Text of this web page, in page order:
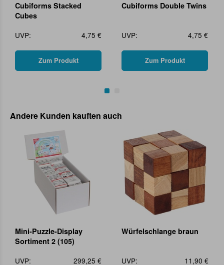
Cubiforms Stacked
Cubes
UVP:
4,75 €
Zum Produkt
Cubiforms Double Twins
UVP: 4,75 €
Zum Produkt
Andere Kunden kauften auch
Mini-Puzzle-Display
Sortiment 2 (105)
UVP:
299,25 €
Würfelschlange braun
UVP: 11,90 €